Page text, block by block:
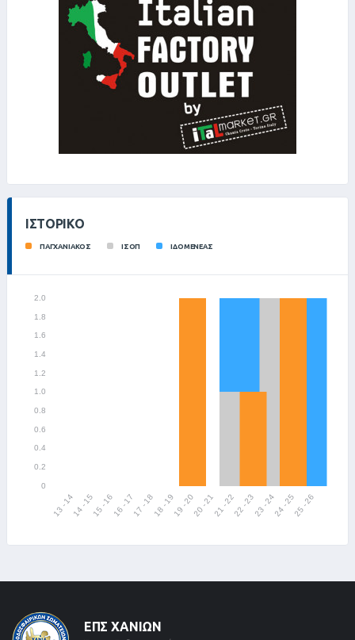
ΙΣΤΟΡΙΚΌ
ΠΑΓΧΑΝΙΑΚΟΣ ΙΣΟΠ ΙΔΟΜΕΝΕΑΣ
ΕΠΣ ΧΑΝΊΩΝ